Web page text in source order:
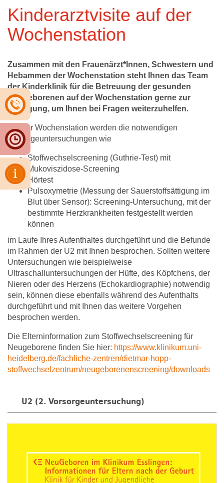
Kinderarztvisite auf der
Wochenstation
Zusammen mit den Frauenärzt*Innen, Schwestern und
Hebammen der Wochenstation steht Ihnen das Team
der Kinderklinik für die Betreuung der gesunden
Neugeborenen auf der Wochenstation gerne zur
Verfügung, um Ihnen bei Fragen weiterzuhelfen.
Auf der Wochenstation werden die notwendigen
Vorsorgeuntersuchungen wie
Stoffwechselscreening (Guthrie-Test) mit
Mukoviszidose-Screening
Hörtest
Pulsoxymetrie (Messung der Sauerstoffsättigung im
Blut über Sensor): Screening-Untersuchung, mit der
bestimmte Herzkrankheiten festgestellt werden
können
im Laufe Ihres Aufenthaltes durchgeführt und die Befunde
im Rahmen der U2 mit Ihnen besprochen. Sollten weitere
Untersuchungen wie beispielweise
Ultraschalluntersuchungen der Hüfte, des Köpfchens, der
Nieren oder des Herzens (Echokardiographie) notwendig
sein, können diese ebenfalls während des Aufenthalts
durchgeführt und mit Ihnen das weitere Vorgehen
besprochen werden.
Die Elterninformation zum Stoffwechselscreening für
Neugeborene finden Sie hier: https://www.klinikum.uni-
heidelberg.de/fachliche-zentren/dietmar-hopp-
stoffwechselzentrum/neugeborenenscreening/downloads
U2 (2. Vorsorgeuntersuchung)